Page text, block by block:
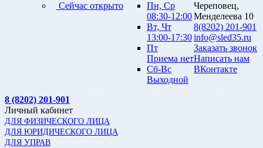
Сейчас открыто
Пн, Ср
08:30-12:00
Вт, Чт
13:00-17:30
Пт
Приема нет
Сб-Вс
Выходной
Череповец,
Менделеева 10
8(8202) 201-901
info@sled35.ru
Заказать звонок
Написать нам
ВКонтакте
8 (8202) 201-901
Личный кабинет
ДЛЯ ФИЗИЧЕСКОГО ЛИЦА
ДЛЯ ЮРИДИЧЕСКОГО ЛИЦА
ДЛЯ УПРАВ